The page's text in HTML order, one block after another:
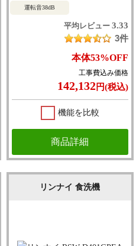
運転音38dB
平均レビュー 3.33
3件
本体53%OFF
工事費込み価格
142,132円(税込)
機能を比較
商品詳細
リンナイ 食洗機